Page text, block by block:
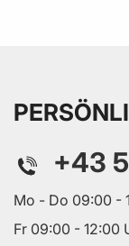
+43
Mo - Do 09:00 -
Fr 09:00 - 12:00